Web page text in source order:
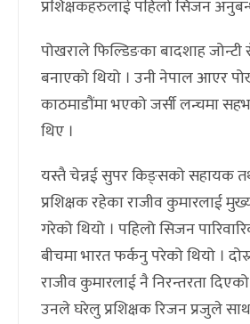
प्रशिक्षकहरुलाई पहिलो सिजन
पोखराले फिल्डिङका बादशाह जोन्टी
बनाएको थियो । उनी नेपाल आएर
काठमाडौंमा भएको जर्सी लन्चमा
थिए ।
यस्तै चेन्नई सुपर किङ्सको सहायक
प्रशिक्षक रहेका राजीव कुमारलाई
गरेको थियो । पहिलो सिजन
बीचमा भारत फर्कनु परेको थियो ।
राजीव कुमारलाई नै निरन्तरता
उनले घरेलु प्रशिक्षक रिजन प्रजुले